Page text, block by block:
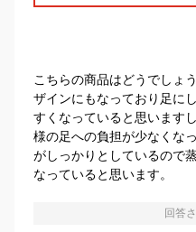
こちらの商品はどうでしょ
ザインにもなっており足に
すくなっていると思います
様の足への負担が少なくな
がしっかりとしているので
なっていると思います。
回答